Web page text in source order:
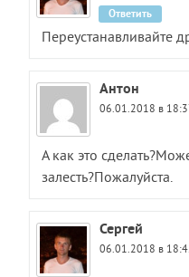
Переустанавливайте
Ответить
Антон
06.01.2018 в
А как это
залесть?Пожалуйста.
Сергей
06.01.2018 в